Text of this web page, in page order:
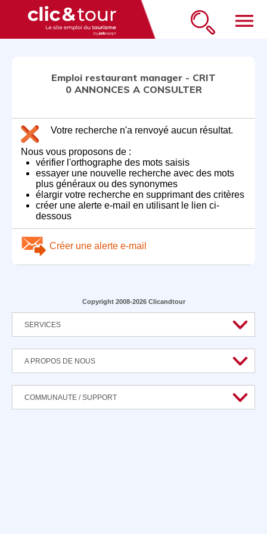
menu
Emploi restaurant manager - CRIT
0 ANNONCES A CONSULTER
Votre recherche n'a renvoyé aucun résultat.
Nous vous proposons de :
vérifier l'orthographe des mots saisis
essayer une nouvelle recherche avec des mots
plus généraux ou des synonymes
élargir votre recherche en supprimant des critères
créer une alerte e-mail en utilisant le lien ci-
dessous
Créer une alerte e-mail
Copyright 2008-2026 Clicandtour
SERVICES
A PROPOS DE NOUS
COMMUNAUTE / SUPPORT